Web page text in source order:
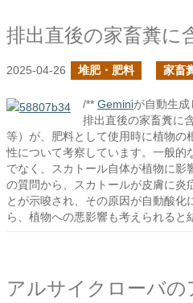
2025-04-26 堆肥・肥料 家畜
/** Geminiが自動生
排出直後の家畜糞に
等）が、肥料として使用時に植物の
性について考察しています。一般的
でなく、スカトール自体が植物に影
の質問から、スカトールが皮膚に炎
とが示唆され、その原因が自動酸
ら、植物への悪影響も考えられると